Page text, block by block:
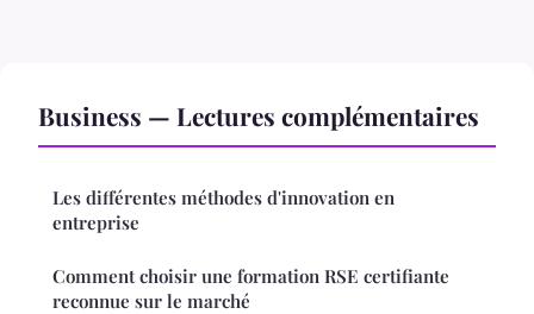
Business — Lectures complémentaires
Les différentes méthodes d'innovation en
entreprise
Comment choisir une formation RSE certifiante
reconnue sur le marché